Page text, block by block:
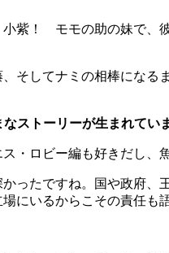
紫！ モモの助の妹で、
そしてナミの相棒にな
トーリーが生まれてい
ロビー編も好きだし、
ったですね。国や政府
にいるからこその責任